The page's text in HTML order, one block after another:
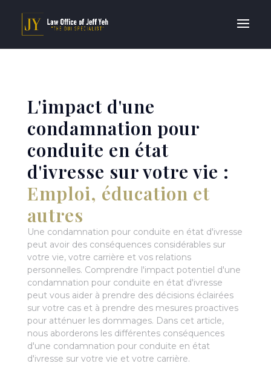
L'impact d'une
condamnation pour
conduite en état
d'ivresse sur votre vie :
Emploi, éducation et
autres
Une condamnation pour conduite en état d'ivresse
peut avoir des conséquences considérables sur
votre vie, votre carrière et vos relations
personnelles. Comprendre l'impact potentiel d'une
condamnation pour conduite en état d'ivresse
peut vous aider à prendre des décisions éclairées
sur votre cas et à prendre des mesures proactives
pour atténuer les dommages. Dans cet article,
nous aborderons les différentes conséquences
d'une condamnation pour conduite en état
d'ivresse sur votre vie et votre carrière.